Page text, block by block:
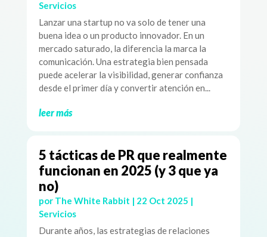
Servicios
Lanzar una startup no va solo de tener una
buena idea o un producto innovador. En un
mercado saturado, la diferencia la marca la
comunicación. Una estrategia bien pensada
puede acelerar la visibilidad, generar confianza
desde el primer día y convertir atención en...
leer más
5 tácticas de PR que realmente
funcionan en 2025 (y 3 que ya
no)
por The White Rabbit | 22 Oct 2025 |
Servicios
Durante años, las estrategias de relaciones